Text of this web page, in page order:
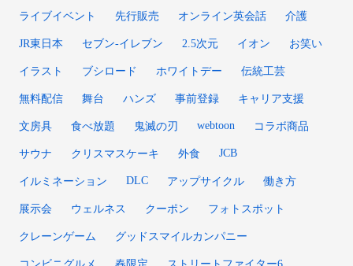
ライブイベント 先行販売 オンライン英会話 介護
JR東日本 セブン-イレブン 2.5次元 イオン お笑い
イラスト ブシロード ホワイトデー 伝統工芸
無料配信 舞台 ハンズ 事前登録 キャリア支援
文房具 食べ放題 鬼滅の刃 webtoon コラボ商品
サウナ クリスマスケーキ 外食 JCB
イルミネーション DLC アップサイクル 働き方
展示会 ウェルネス クーポン フォトスポット
クレーンゲーム グッドスマイルカンパニー